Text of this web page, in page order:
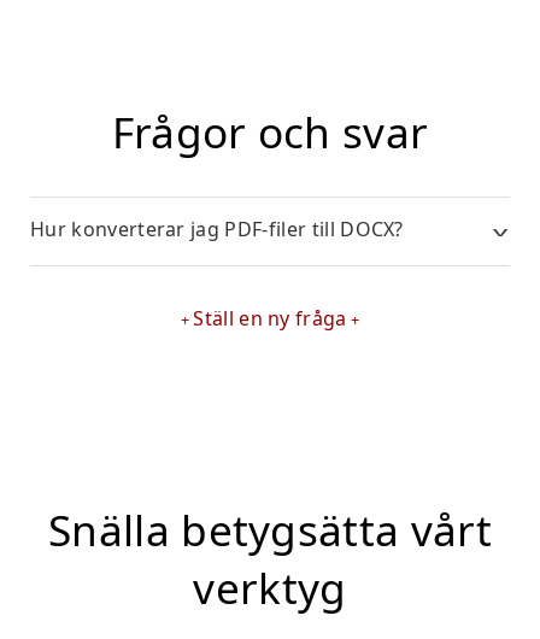
Frågor och svar
Hur konverterar jag PDF-filer till DOCX?
Ställ en ny fråga
Snälla betygsätta vårt
verktyg